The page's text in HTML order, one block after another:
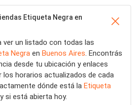
Etiqueta Negra en
ver un listado con todas las
Negra en Buenos Aires. Encontrás
desde tu ubicación y enlaces
los horarios actualizados de cada
dónde está la Etiqueta
si está abierta hoy.